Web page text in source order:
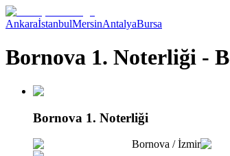
AnkaraİstanbulMersinAntalyaBursa
Bornova 1. Noterliği -
Bornova 1. Noterliği
Bornova /İzmir